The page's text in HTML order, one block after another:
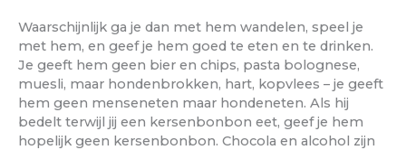
Waarschijnlijk ga je dan met hem wandelen, speel je
met hem, en geef je hem goed te eten en te drinken.
Je geeft hem geen bier en chips, pasta bolognese,
muesli, maar hondenbrokken, hart, kopvlees – je geeft
hem geen menseneten maar hondeneten. Als hij
bedelt terwijl jij een kersenbonbon eet, geef je hem
hopelijk geen kersenbonbon. Chocola en alcohol zijn